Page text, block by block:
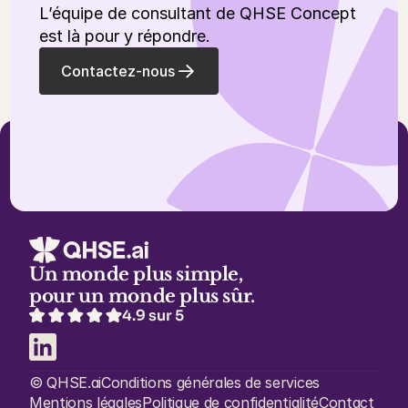
Un monde plus simple,
pour un monde plus sûr.
4.9 sur 5
© QHSE.aiConditions générales de services
Mentions légalesPolitique de confidentialitéContact
L’équipe de consultant de QHSE Concept
est là pour y répondre.
Contactez-nous